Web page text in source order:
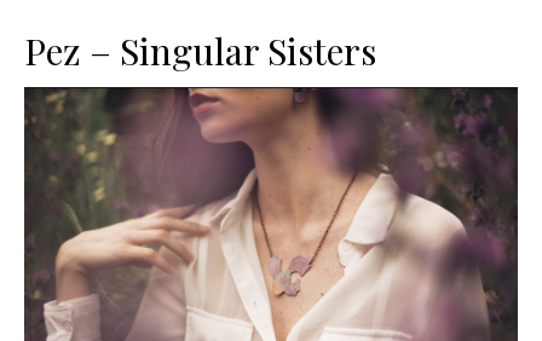
Pez – Singular Sisters